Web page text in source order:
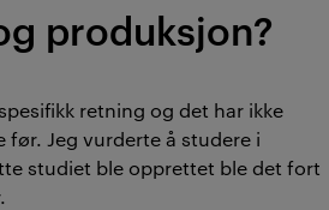
produksjon?
retning og det har ikke
før. Jeg vurderte å studere i
studiet ble opprettet ble det fort